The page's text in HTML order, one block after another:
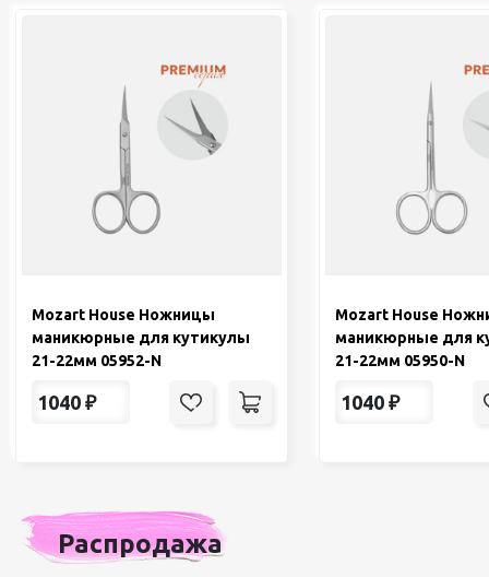
Mozart House Ножницы
маникюрные для кутикулы
21-22мм 05952-N
1040 ₽
Mozart House
маникюрные для
21-22мм 05950-N
1040 ₽
Распродажа